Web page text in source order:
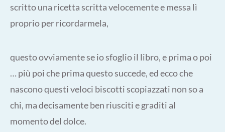
scritto una ricetta scritta velocemente e messa lì
proprio per ricordarmela,
questo ovviamente se io sfoglio il libro, e prima o poi
… più poi che prima questo succede, ed ecco che
nascono questi veloci biscotti scopiazzati non so a
chi, ma decisamente ben riusciti e graditi al
momento del dolce.